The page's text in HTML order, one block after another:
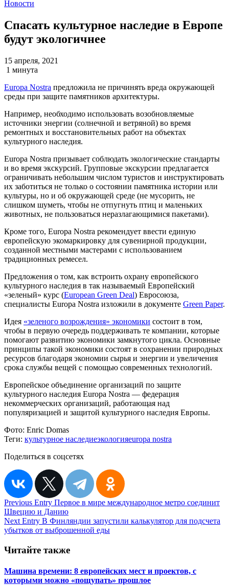
Новости
Спасать культурное наследие в Европе
будут экологичнее
15 апреля, 2021
1 минута
Europa Nostra предложила не причинять вреда окружающей
среды при защите памятников архитектуры.
Например, необходимо использовать возобновляемые
источники энергии (солнечной и ветряной) во время
ремонтных и восстановительных работ на объектах
культурного наследия.
Europa Nostra призывает соблюдать экологические стандарты
и во время экскурсий. Групповые экскурсии предлагается
ограничивать небольшим числом туристов и инструктировать
их заботиться не только о состоянии памятника истории или
культуры, но и об окружающей среде (не мусорить, не
слишком шуметь, чтобы не отпугнуть птиц и маленьких
животных, не пользоваться неразлагающимися пакетами).
Кроме того, Europa Nostra рекомендует ввести единую
европейскую экомаркировку для сувенирной продукции,
созданной местными мастерами с использованием
традиционных ремесел.
Предложения о том, как встроить охрану европейского
культурного наследия в так называемый Европейский
«зеленый» курс (European Green Deal) Евросоюза,
специалисты Europa Nostra изложили в документе Green Paper.
Идея «зеленого возрождения» экономики состоит в том,
чтобы в первую очередь поддерживать те компании, которые
помогают развитию экономики замкнутого цикла. Основные
принципы такой экономики состоят в сохранении природных
ресурсов благодаря экономии сырья и энергии и увеличения
срока службы вещей с помощью современных технологий.
Европейское объединение организаций по защите
культурного наследия Europa Nostra — федерация
некоммерческих организаций, работающая над
популяризацией и защитой культурного наследия Европы.
Фото: Enric Domas
Теги: культурное наследиеэкологияeuropa nostra
Поделиться в соцсетях
Навигация
по
записям
Previous Entry Первое в мире международное метро соединит
Швецию и Данию
Next Entry В Финляндии запустили калькулятор для подсчета
убытков от выброшенной еды
Читайте также
Машина времени: 8 европейских мест и проектов, с
которыми можно «пощупать» прошлое